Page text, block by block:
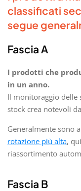
classificati
segue
Fascia A
I prodotti che
in un anno.
Il monitoraggio delle
stock crea notevoli
Generalmente sono
rotazione più alta,
riassortimento
Fascia B